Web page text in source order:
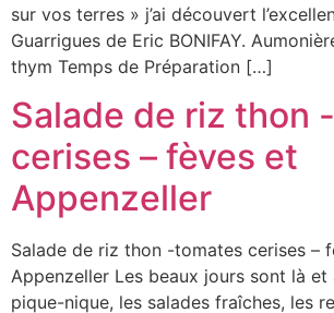
sur vos terres » j’ai découvert
Guarrigues de Eric BONIFAY.
thym Temps de Préparation […]
Salade de riz thon
cerises – fèves et
Appenzeller
Salade de riz thon -tomates cerises –
Appenzeller Les beaux jours sont là et
pique-nique, les salades fraîches, les